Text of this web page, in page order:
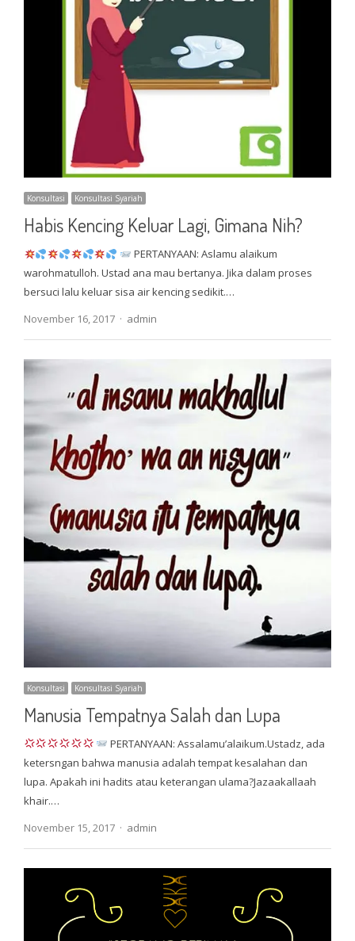
Konsultasi Konsultasi Syariah
Habis Kencing Keluar Lagi, Gimana Nih?
PERTANYAAN: Aslamu alaikum
warohmatulloh. Ustad ana mau bertanya. Jika dalam proses
bersuci lalu keluar sisa air kencing sedikit.…
November 16, 2017
Author
admin
Konsultasi Konsultasi Syariah
Manusia Tempatnya Salah dan Lupa
PERTANYAAN: Assalamu’alaikum.Ustadz, ada
ketersngan bahwa manusia adalah tempat kesalahan dan
lupa. Apakah ini hadits atau keterangan ulama?Jazaakallaah
khair.…
November 15, 2017
Author
admin